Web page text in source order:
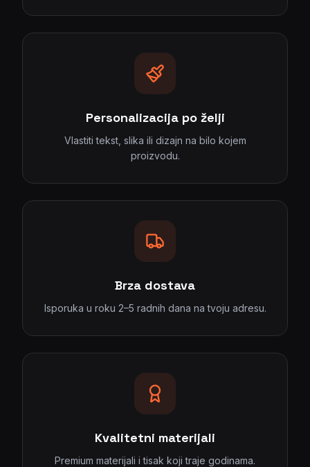
Personalizacija po želji
Vlastiti tekst, slika ili dizajn na bilo kojem
proizvodu.
Brza dostava
Isporuka u roku 2–5 radnih dana na tvoju adresu.
Kvalitetni materijali
Premium materijali i tisak koji traje godinama.